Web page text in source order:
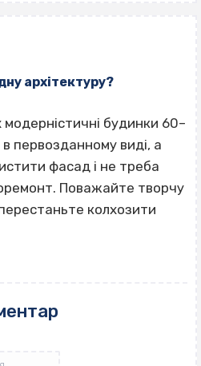
архітектуру?
будинки 60–
первозданному виді, а
фасад і не треба
Поважайте творчу
колхозити